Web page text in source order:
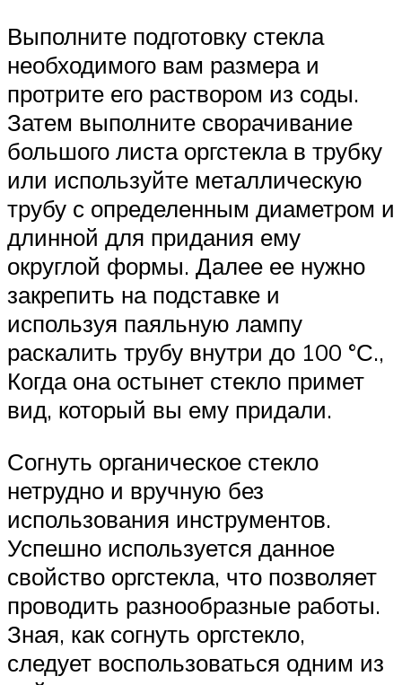
Выполните подготовку стекла
необходимого вам размера и
протрите его раствором из соды.
Затем выполните сворачивание
большого листа оргстекла в трубку
или используйте металлическую
трубу с определенным диаметром и
длинной для придания ему
округлой формы. Далее ее нужно
закрепить на подставке и
используя паяльную лампу
раскалить трубу внутри до 100 °С.,
Когда она остынет стекло примет
вид, который вы ему придали.
Согнуть органическое стекло
нетрудно и вручную без
использования инструментов.
Успешно используется данное
свойство оргстекла, что позволяет
проводить разнообразные работы.
Зная, как согнуть оргстекло,
следует воспользоваться одним из